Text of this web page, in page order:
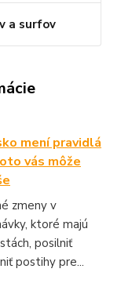
a surfov
mení pravidlá
vás môže
zmeny v
ktoré majú
posilniť
postihy pre...